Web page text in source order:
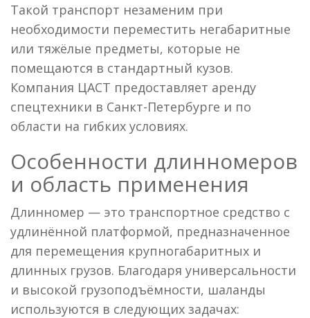
Такой транспорт незаменим при
необходимости переместить негабаритные
или тяжёлые предметы, которые не
помещаются в стандартный кузов.
Компания ЦАСТ предоставляет аренду
спецтехники в Санкт-Петербурге и по
области на гибких условиях.
Особенности длинномеров
и область применения
Длинномер — это транспортное средство с
удлинённой платформой, предназначенное
для перемещения крупногабаритных и
длинных грузов. Благодаря универсальности
и высокой грузоподъёмности, шаланды
используются в следующих задачах: